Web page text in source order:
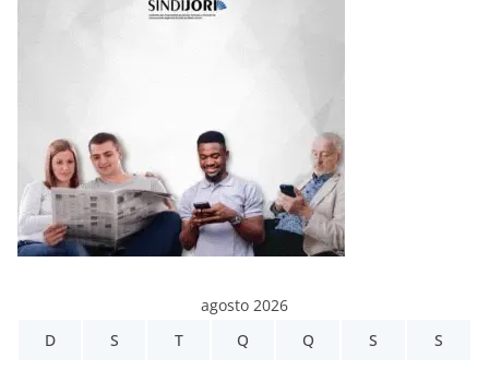
agosto 2026
D
S T Q Q S S